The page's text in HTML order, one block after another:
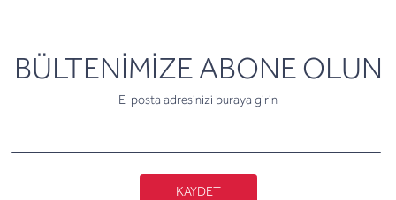
BÜLTENİMİZE ABONE OLUN
E-posta adresinizi buraya girin
newsletter
KAYDET